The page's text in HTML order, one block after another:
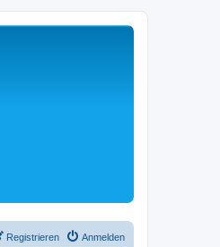
Anmelden
Registrieren